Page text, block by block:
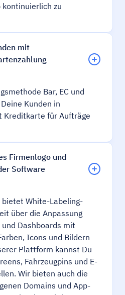
zu
mit
Bar, EC und
Kunden in
Kreditkarte für Aufträge
Firmenlogo und
Software
White-Labeling-
über die Anpassung
Dashboards mit
Icons und Bildern
Plattform kannst Du
Fahrzeugpins und E-
Wir bieten auch die
Domains und App-